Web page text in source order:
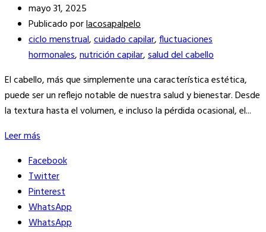
mayo 31, 2025
Publicado porlacosapalpelo
ciclo menstrual,cuidado capilar,fluctuaciones
hormonales,nutrición capilar,salud del cabello
El cabello, más que simplemente una característica estética,
puede ser un reflejo notable de nuestra salud y bienestar. Desde
la textura hasta el volumen, e incluso la pérdida ocasional, el...
Leer más
Facebook
Twitter
Pinterest
WhatsApp
WhatsApp